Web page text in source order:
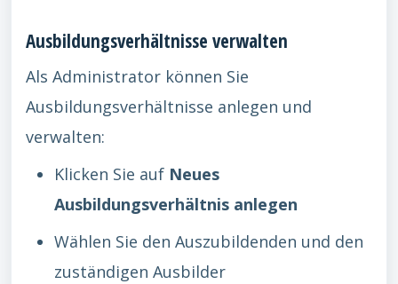
Ausbildungsverhältnisse verwalten
Als Administrator können Sie
Ausbildungsverhältnisse anlegen und
verwalten:
Klicken Sie auf Neues
Ausbildungsverhältnis anlegen
Wählen Sie den Auszubildenden und den
zuständigen Ausbilder